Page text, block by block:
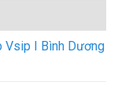
Vsip I Bình Dương